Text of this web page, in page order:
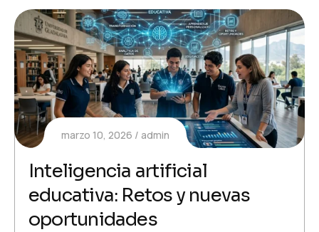
marzo 10, 2026 admin
Inteligencia artificial
educativa: Retos y nuevas
oportunidades